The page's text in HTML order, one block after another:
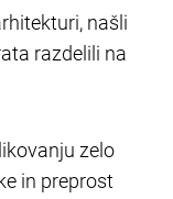
našli
razdelili na
zelo
in preprost